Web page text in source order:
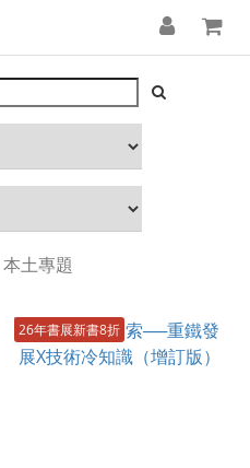
本土專題
26年書展新書8折